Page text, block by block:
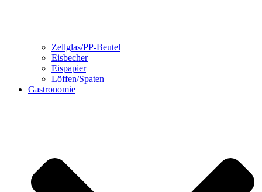
Zellglas/PP-Beutel
Eisbecher
Eispapier
Löffen/Spaten
Gastronomie